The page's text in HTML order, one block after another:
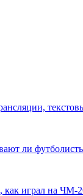
ли
как играл на ЧМ-